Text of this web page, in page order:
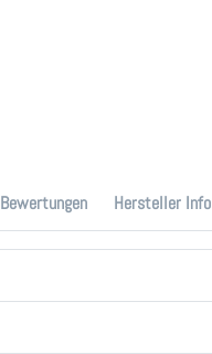
Bewertungen Hersteller Info